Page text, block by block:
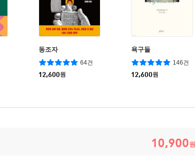
동조자
64건
12,600원
욕구들
146건
12,600원
10,900원